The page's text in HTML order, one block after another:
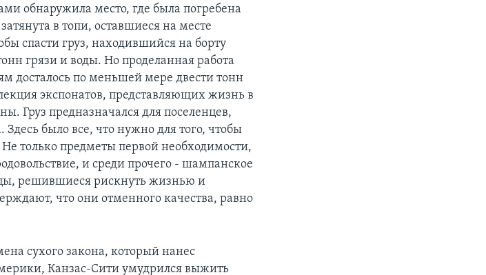
обнаружила место, где была погребена
в топи, оставшиеся на месте
спасти груз, находившийся на борту
грязи и воды. Но проделанная работа
досталось по меньшей мере двести тонн
экспонатов, представляющих жизнь в
Груз предназначался для поселенцев,
было все, что нужно для того, чтобы
только предметы первой необходимости,
и среди прочего - шампанское
решившиеся рискнуть жизнью и
что они отменного качества, равно
сухого закона, который нанес
Канзас-Сити умудрился выжить